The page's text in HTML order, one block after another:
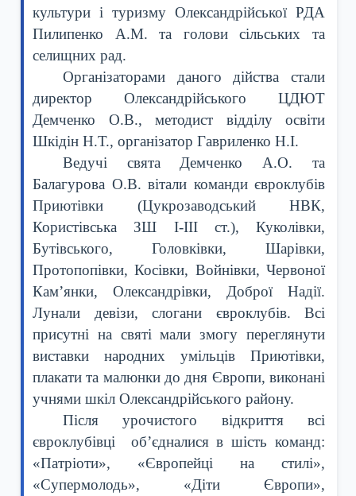
культури і туризму Олександрійської РДА
Пилипенко А.М. та голови сільських та
селищних рад.
Організаторами даного дійства стали
директор Олександрійського ЦДЮТ
Демченко О.В., методист відділу освіти
Шкідін Н.Т., організатор Гавриленко Н.І.
Ведучі свята Демченко А.О. та
Балагурова О.В. вітали команди євроклубів
Приютівки (Цукрозаводський НВК,
Користівська ЗШ І-ІІІ ст.), Куколівки,
Бутівського, Головківки, Шарівки,
Протопопівки, Косівки, Войнівки, Червоної
Кам’янки, Олександрівки, Доброї Надії.
Лунали девізи, слогани євроклубів. Всі
присутні на святі мали змогу переглянути
виставки народних умільців Приютівки,
плакати та малюнки до дня Європи, виконані
учнями шкіл Олександрійського району.
Після урочистого відкриття всі
євроклубівці об’єдналися в шість команд:
«Патріоти», «Європейці на стилі»,
«Супермолодь», «Діти Європи»,